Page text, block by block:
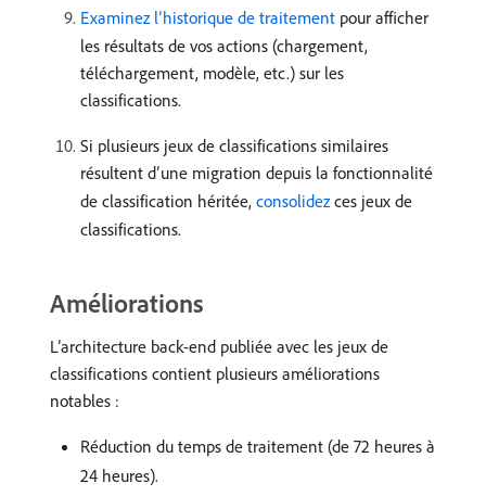
Examinez l’historique de traitement pour afficher
les résultats de vos actions (chargement,
téléchargement, modèle, etc.) sur les
classifications.
Si plusieurs jeux de classifications similaires
résultent d’une migration depuis la fonctionnalité
de classification héritée, consolidezces jeux de
classifications.
Améliorations
L’architecture back-end publiée avec les jeux de
classifications contient plusieurs améliorations
notables :
Réduction du temps de traitement (de 72 heures à
24 heures).